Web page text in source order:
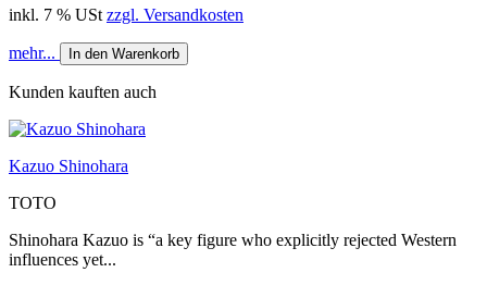
inkl. 7 % USt zzgl. Versandkosten
mehr... In den Warenkorb
Kunden kauften auch
Kazuo Shinohara
TOTO
Shinohara Kazuo is “a key figure who explicitly rejected Western
influences yet...